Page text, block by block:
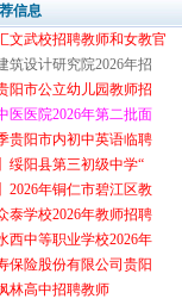
信息
文武校招聘教师和女教官
筑设计研究院2026年招
阳市公立幼儿园教师招
医医院2026年第二批面
贵阳市内初中英语临聘
绥阳县第三初级中学“
2026年铜仁市碧江区教
泰学校2026年教师招聘
西中等职业学校2026年
保险股份有限公司贵阳
林高中招聘教师